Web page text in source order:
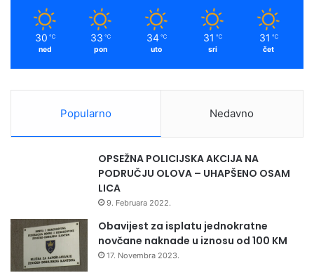
30 ℃
ned
33 ℃
pon
34 ℃
uto
31 ℃
sri
31 ℃
čet
Popularno Nedavno
OPSEŽNA POLICIJSKA AKCIJA NA
PODRUČJU OLOVA – UHAPŠENO OSAM
LICA
9. Februara 2022.
Obavijest za isplatu jednokratne
novčane naknade u iznosu od 100 KM
17. Novembra 2023.